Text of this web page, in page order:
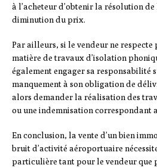
à l’acheteur d’obtenir la résolution de
diminution du prix.
Par ailleurs, si le vendeur ne respecte
matière de travaux d’isolation
également engager sa responsabilité
manquement à son obligation de
alors demander la réalisation des
ou une indemnisation correspondant
En conclusion, la vente d’un bien
bruit d’activité aéroportuaire
particulière tant pour le vendeur que